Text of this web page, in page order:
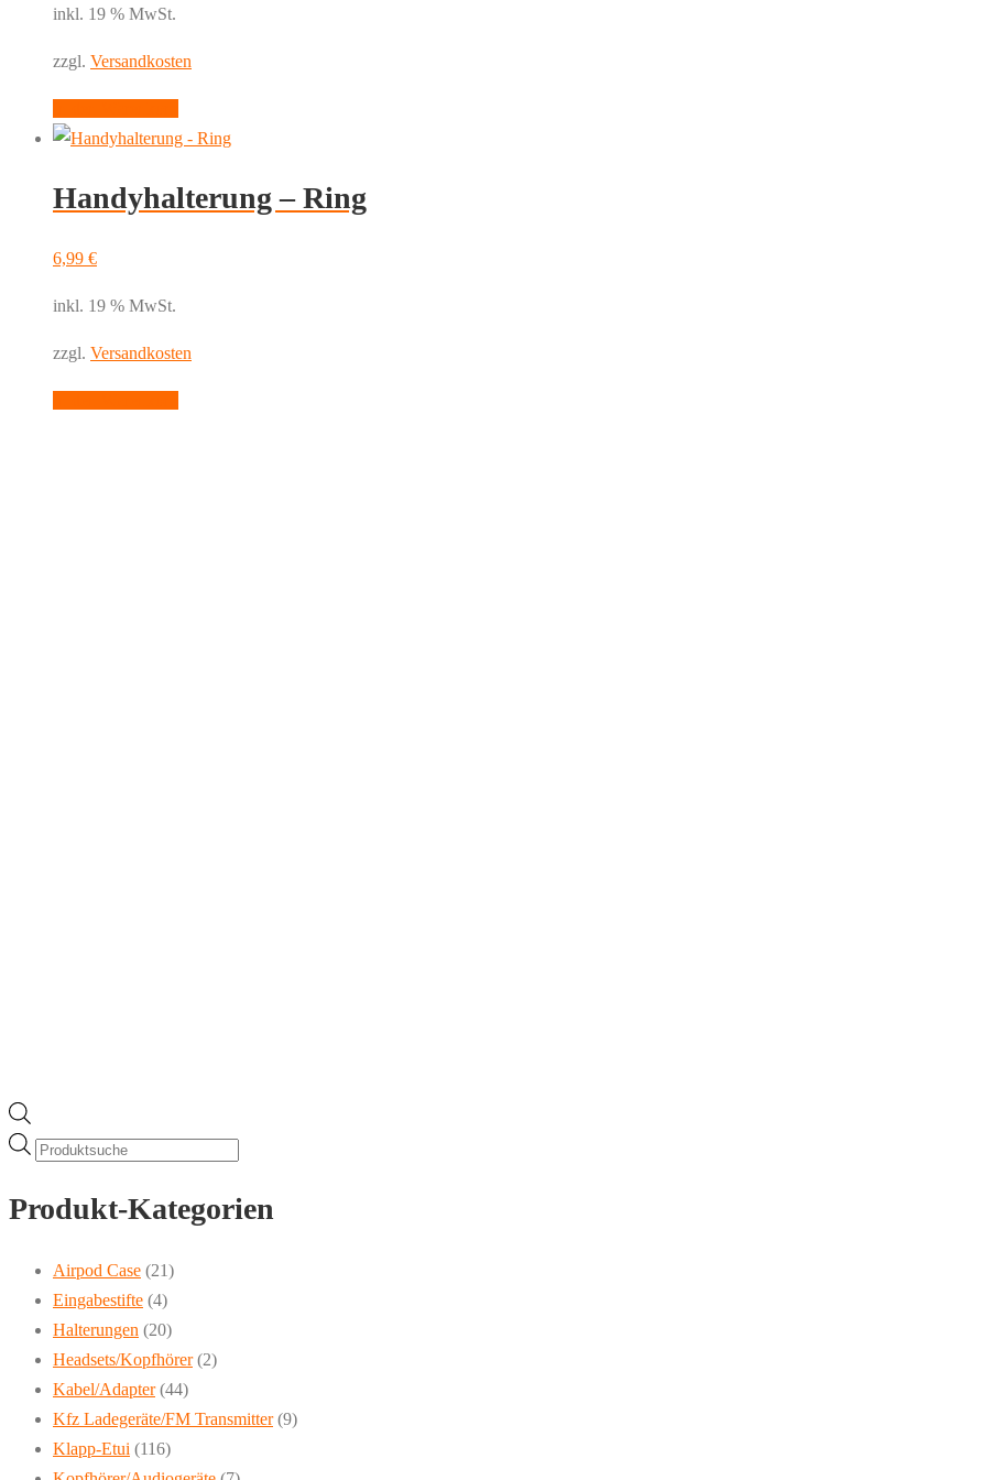
inkl. 19 % MwSt.
zzgl. Versandkosten
Handyhalterung – Ring
6,99 €
inkl. 19 % MwSt.
zzgl. Versandkosten
Products
Produkt-Kategorien
Airpod Case (21)
Eingabestifte (4)
Halterungen (20)
Headsets/Kopfhörer (2)
Kabel/Adapter (44)
Kfz Ladegeräte/FM Transmitter (9)
Klapp-Etui (116)